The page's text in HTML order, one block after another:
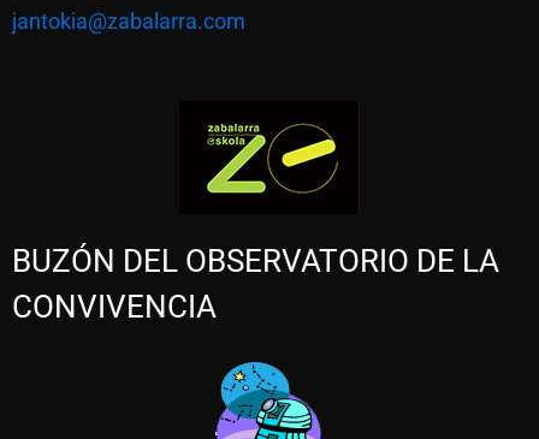
jantokia@zabalarra.com
BUZÓN DEL OBSERVATORIO DE LA
CONVIVENCIA